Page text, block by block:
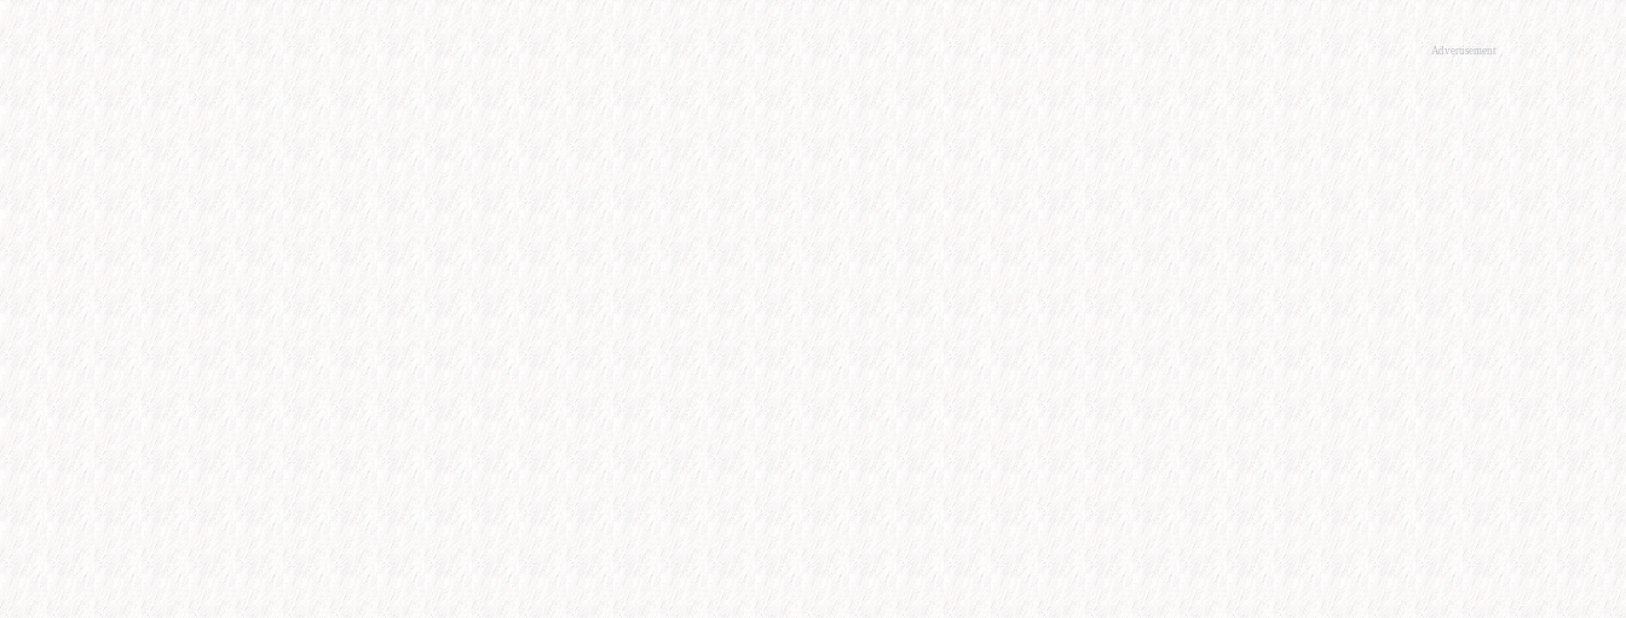
Advertisement